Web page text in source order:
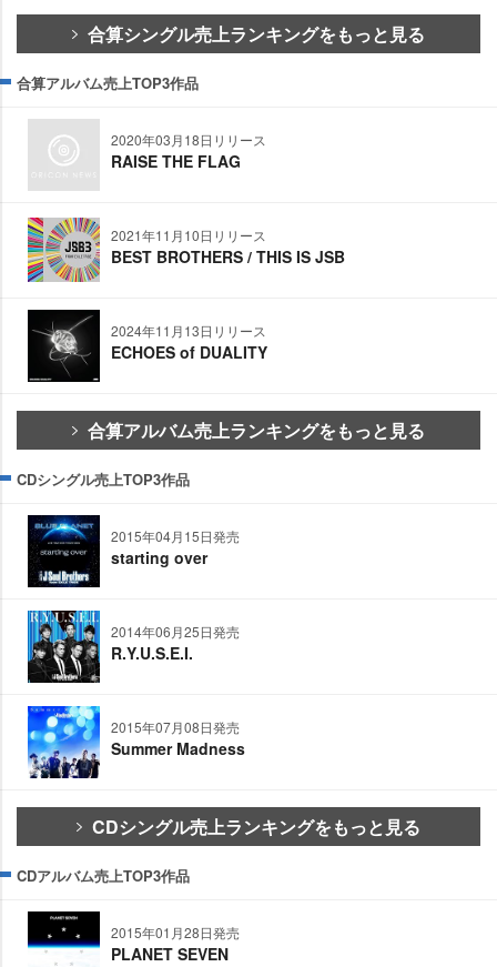
合算シングル売上ランキングをもっと見る
合算アルバム売上TOP3作品
2020年03月18日リリース
RAISE THE FLAG
2021年11月10日リリース
BEST BROTHERS / THIS IS JSB
2024年11月13日リリース
ECHOES of DUALITY
合算アルバム売上ランキングをもっと見る
CDシングル売上TOP3作品
2015年04月15日発売
starting over
2014年06月25日発売
R.Y.U.S.E.I.
2015年07月08日発売
Summer Madness
CDシングル売上ランキングをもっと見る
CDアルバム売上TOP3作品
2015年01月28日発売
PLANET SEVEN